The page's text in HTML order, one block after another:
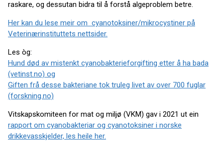
raskare, og dessutan bidra til å forstå algeproblem betre.
Her kan du lese meir om cyanotoksiner/mikrocystiner på
Veterinærinstituttets nettsider.
Les òg:
Hund død av mistenkt cyanobakterieforgifting etter å ha bada
(vetinst.no) og
Giften frå desse bakteriane tok truleg livet av over 700 fuglar
(forskning.no)
Vitskapskomiteen for mat og miljø (VKM) gav i 2021 ut ein
rapport om cyanobakteriar og cyanotoksiner i norske
drikkevasskjelder, les heile her.